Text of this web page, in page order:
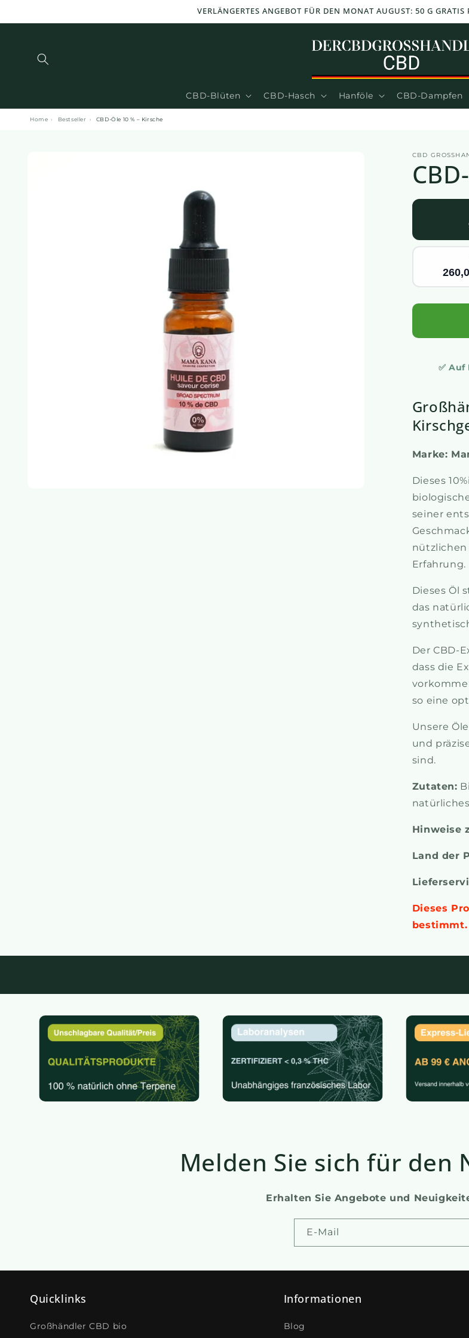
VERLÄNGERTES ANGEBOT FÜR DEN MONAT AUGUST: 50 G
CBD-Blüten CBD-Hasch Hanföle CBD-Dampfen
Home › Bestseller › CBD-Öle 10 % – Kirsche
CBD
✅
Marke:
Dieses
seiner
Erfahrung.
Dieses Öl
das
Der CBD-
dass die
so eine
Unsere
und
sind.
Zutaten:
Hinweise
Land der
Dieses
bestimmt.
Melden Sie sich für den
Erhalten Sie Angebote und
E-Mail
Quicklinks
Großhändler CBD bio
Informationen
Blog